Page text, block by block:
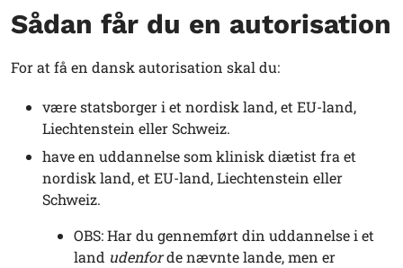
Sådan får du en autorisation
For at få en dansk autorisation skal du:
være statsborger i et nordisk land, et EU-land,
Liechtenstein eller Schweiz.
have en uddannelse somklinisk diætistfra et
nordisk land, et EU-land, Liechtenstein eller
Schweiz.
OBS: Har du gennemført din uddannelse i et
land udenforde nævnte lande, men er